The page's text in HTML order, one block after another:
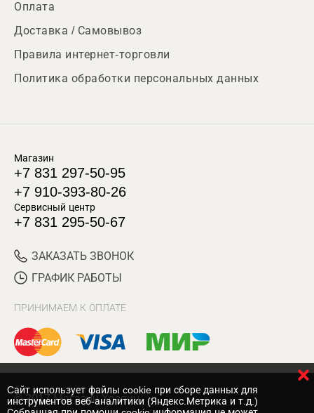
Оплата
Доставка / Самовывоз
Правила интернет-торговли
Политика обработки персональных данных
Магазин
+7 831 297-50-95
+7 910-393-80-26
Сервисный центр
+7 831 295-50-67
ЗАКАЗАТЬ ЗВОНОК
ГРАФИК РАБОТЫ
ПРИНИМАЕМ К ОПЛАТЕ
© 2017 Магазин Хозяин
Cайт использует файлы cookie при сборе данных для
инструментов веб-аналитики (Яндекс.Метрика и т.д.)